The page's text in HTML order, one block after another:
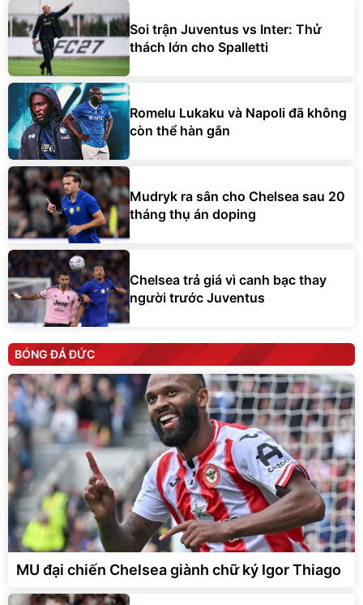
Soi trận Juventus vs Inter: Thử
thách lớn cho Spalletti
Romelu Lukaku và Napoli đã không
còn thể hàn gắn
Mudryk ra sân cho Chelsea sau 20
tháng thụ án doping
Chelsea trả giá vì canh bạc thay
người trước Juventus
BÓNG ĐÁ ĐỨC
MU đại chiến Chelsea giành chữ ký Igor Thiago